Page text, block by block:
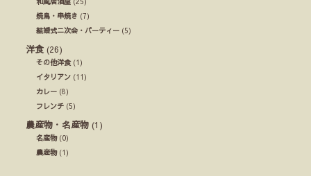
焼鳥・串焼き (7)
結婚式ニ次会・パーティー (5)
洋食 (26)
その他洋食(1)
イタリアン (11)
カレー (8)
フレンチ (5)
農産物・名産物 (1)
名産物(0)
農産物(1)